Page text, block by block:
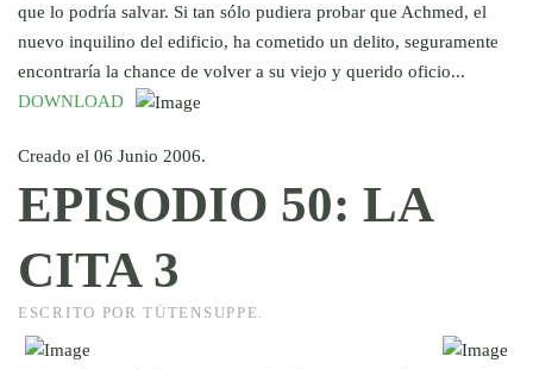
que lo podría salvar. Si tan sólo pudiera probar que Achmed, el
nuevo inquilino del edificio, ha cometido un delito, seguramente
encontraría la chance de volver a su viejo y querido oficio...
DOWNLOAD
Creado el 06 Junio 2006.
EPISODIO 50: LA
CITA 3
ESCRITO POR TÜTENSUPPE.